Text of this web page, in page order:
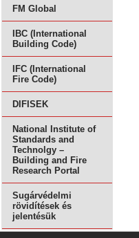
FM Global
IBC (International
Building Code)
IFC (International
Fire Code)
DIFISEK
National Institute of
Standards and
Technolgy –
Building and Fire
Research Portal
Sugárvédelmi
rövidítések és
jelentésük